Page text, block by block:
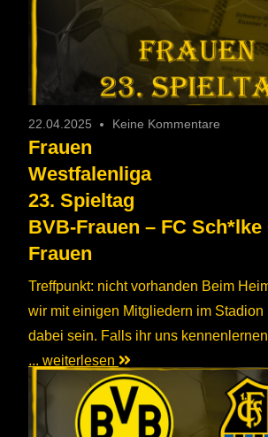
22.04.2025 Keine Kommentare
Frauen
Westfalenliga
23. Spieltag
BVB-Frauen – FC Sch*lke
Frauen
Treffpunkt: nicht vorhanden Beim
wir mit einigen Mitgliedern im Stadion
dabei sein. Falls ihr uns kennenlernen
... weiterlesen